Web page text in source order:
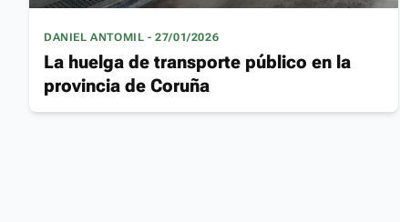
DANIEL ANTOMIL - 27/01/2026
La huelga de transporte público en la
provincia de Coruña